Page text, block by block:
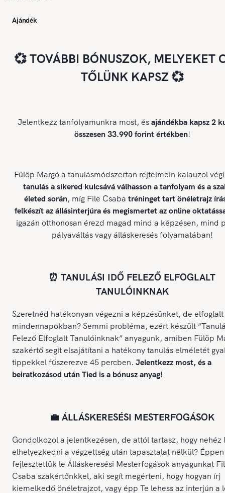
Ajándék
💞 TOVÁBBI BÓNUSZOK, MELYEKET
TŐLÜNK KAPSZ 💞
Jelentkezz tanfolyamunkra most, ésajándékba kapsz 2
összesen 33.990 forint értékben!
Fülöp Margó a tanulásmódszertan rejtelmein kalauzol
tanulás a sikered kulcsává válhasson a tanfolyam és a
életed során, míg File Csaba tréninget tart önéletrajz
felkészít az állásinterjúra és megismertet az online
igazán otthonosan érezd magad mind a képzésen, mind
pályaváltás vagy álláskeresés folyamatában!
⏰ TANULÁSI IDŐ FELEZŐ ELFOGLALT
TANULÓINKNAK
Szeretnéd hatékonyan végezni a képzésünket, de elfoglalt
mindennapokban? Semmi probléma, ezért készült
Felező Elfoglalt Tanulóinknak” anyagunk, amiben Fülöp
szakértő segít elsajátítani a hatékony tanulás elméletét
tippekkel fűszerezve 45 percben. Jelentkezz most, és a
beiratkozásod után Tied is a bónusz anyag!
💼 ÁLLÁSKERESÉSI MESTERFOGÁSOK
Gondolkozol a jelentkezésen, de attól tartasz, hogy nehéz
elhelyezkedni a végzettség után tapasztalat nélkül?
fejlesztettük le Álláskeresési Mesterfogások anyagunkat
Csaba szakértőnkkel, aki segít megérteni, hogy hogyan írj
kiemelkedő önéletrajzot, vagy épp Te lehess az interjún a